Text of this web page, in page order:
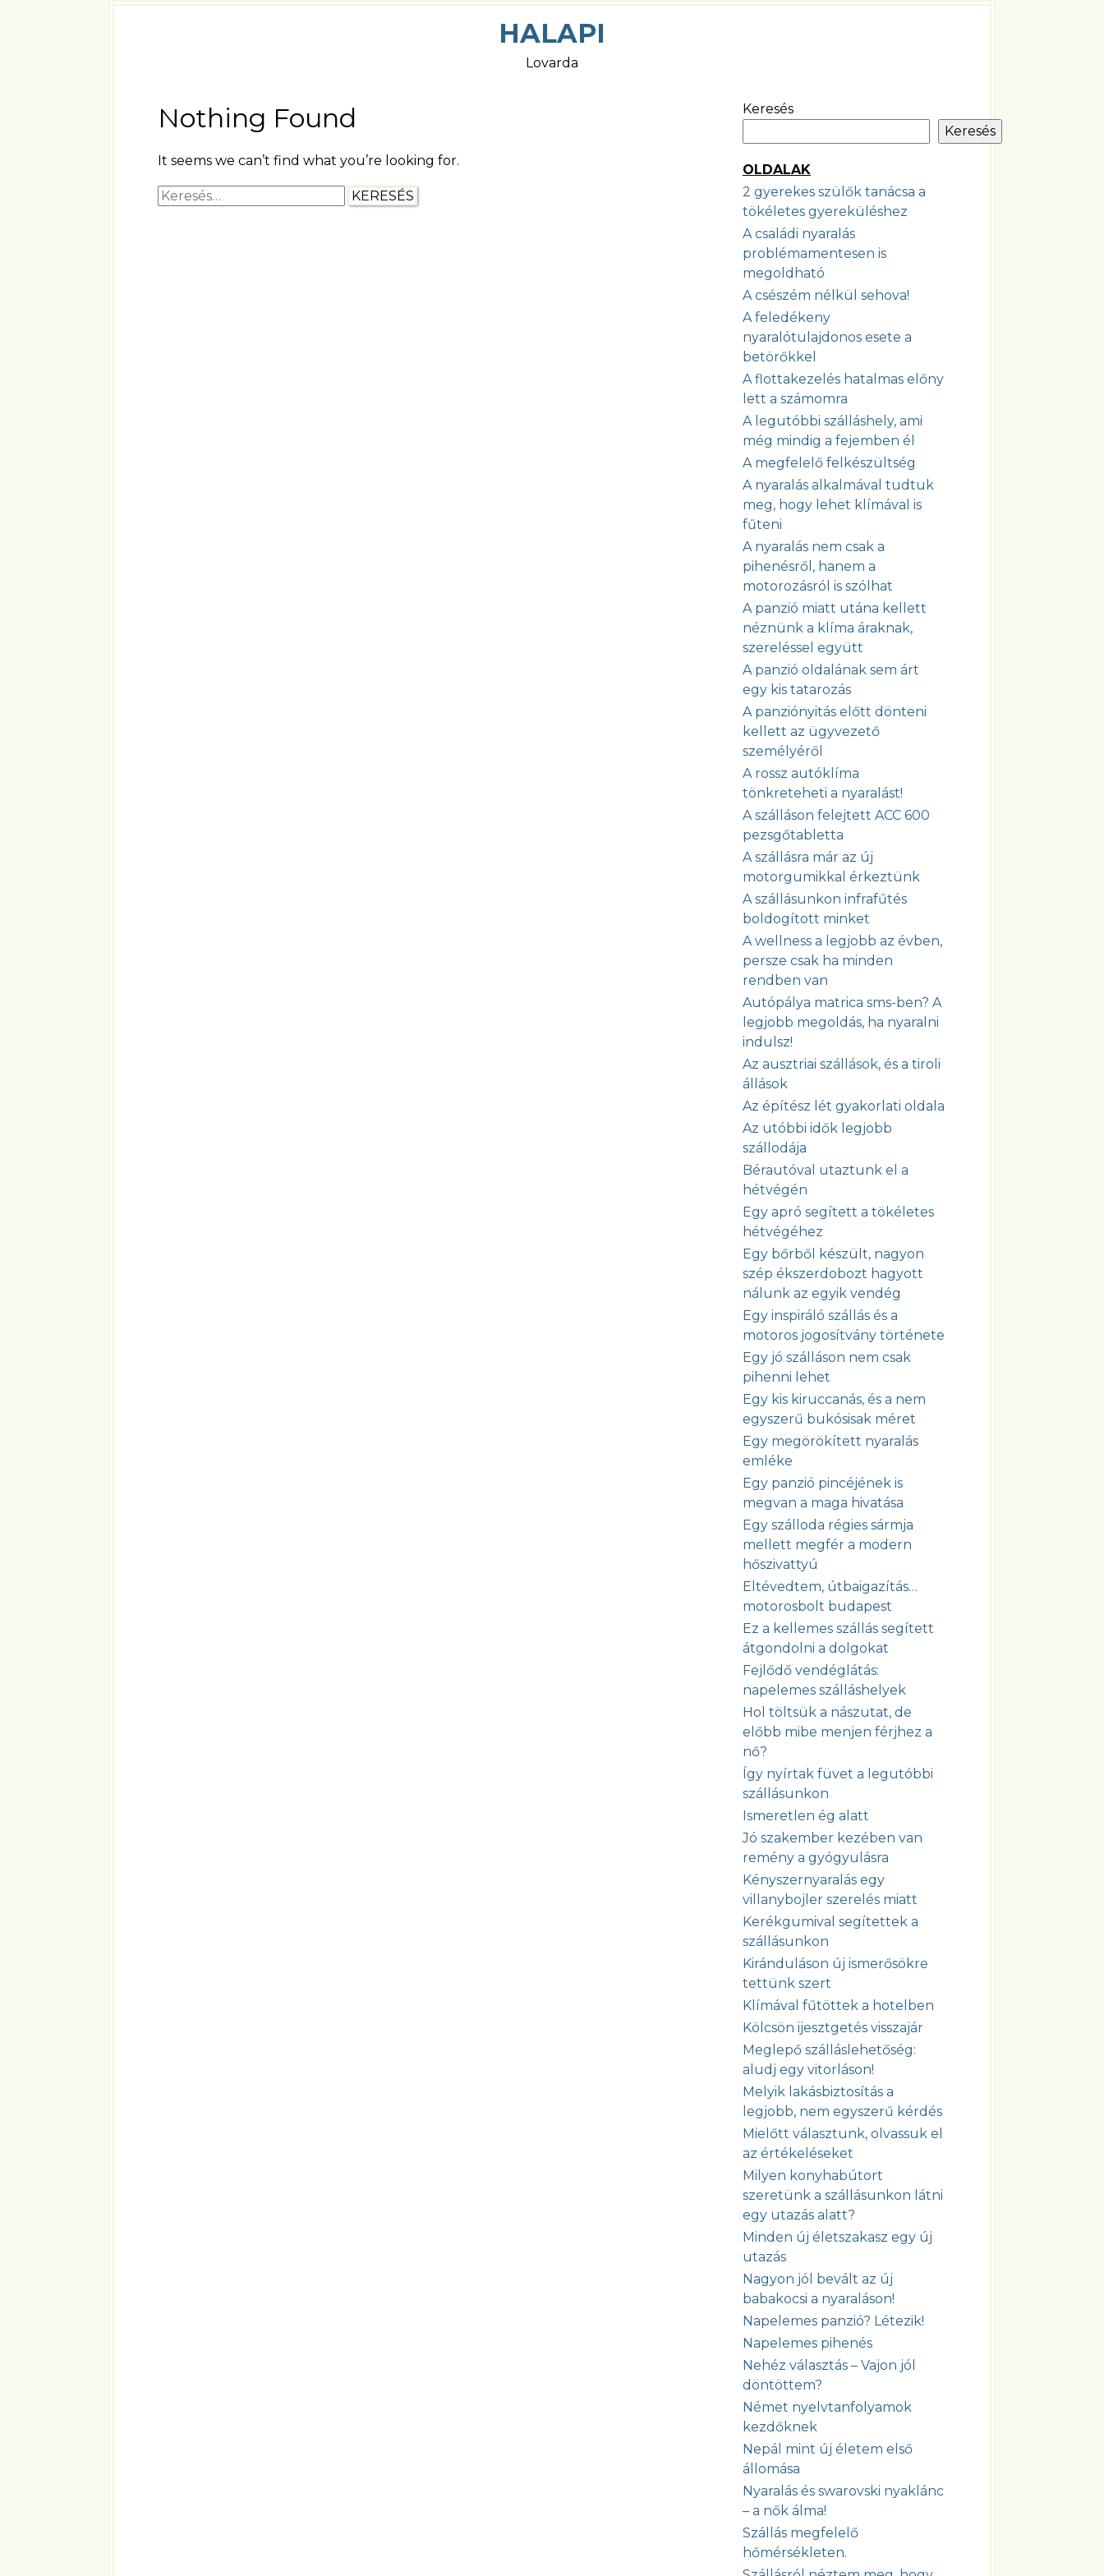
HALAPI
Lovarda
Nothing Found
It seems we can’t find what you’re looking for.
Keresés:
Keresés
Keresés
OLDALAK
2 gyerekes szülők tanácsa a
tökéletes gyereküléshez
A családi nyaralás
problémamentesen is
megoldható
A csészém nélkül sehova!
A feledékeny
nyaralótulajdonos esete a
betörőkkel
A flottakezelés hatalmas előny
lett a számomra
A legutóbbi szálláshely, ami
még mindig a fejemben él
A megfelelő felkészültség
A nyaralás alkalmával tudtuk
meg, hogy lehet klímával is
fűteni
A nyaralás nem csak a
pihenésről, hanem a
motorozásról is szólhat
A panzió miatt utána kellett
néznünk a klíma áraknak,
szereléssel együtt
A panzió oldalának sem árt
egy kis tatarozás
A panziónyitás előtt dönteni
kellett az ügyvezető
személyéről
A rossz autóklíma
tönkreteheti a nyaralást!
A szálláson felejtett ACC 600
pezsgőtabletta
A szállásra már az új
motorgumikkal érkeztünk
A szállásunkon infrafűtés
boldogított minket
A wellness a legjobb az évben,
persze csak ha minden
rendben van
Autópálya matrica sms-ben? A
legjobb megoldás, ha nyaralni
indulsz!
Az ausztriai szállások, és a tiroli
állások
Az építész lét gyakorlati oldala
Az utóbbi idők legjobb
szállodája
Bérautóval utaztunk el a
hétvégén
Egy apró segített a tökéletes
hétvégéhez
Egy bőrből készült, nagyon
szép ékszerdobozt hagyott
nálunk az egyik vendég
Egy inspiráló szállás és a
motoros jogosítvány története
Egy jó szálláson nem csak
pihenni lehet
Egy kis kiruccanás, és a nem
egyszerű bukósisak méret
Egy megörökített nyaralás
emléke
Egy panzió pincéjének is
megvan a maga hivatása
Egy szálloda régies sármja
mellett megfér a modern
hőszivattyú
Eltévedtem, útbaigazítás…
motorosbolt budapest
Ez a kellemes szállás segített
átgondolni a dolgokat
Fejlődő vendéglátás:
napelemes szálláshelyek
Hol töltsük a nászutat, de
előbb mibe menjen férjhez a
nő?
Így nyírtak füvet a legutóbbi
szállásunkon
Ismeretlen ég alatt
Jó szakember kezében van
remény a gyógyulásra
Kényszernyaralás egy
villanybojler szerelés miatt
Kerékgumival segítettek a
szállásunkon
Kiránduláson új ismerősökre
tettünk szert
Klímával fűtöttek a hotelben
Kölcsön ijesztgetés visszajár
Meglepő szálláslehetőség:
aludj egy vitorláson!
Melyik lakásbiztosítás a
legjobb, nem egyszerű kérdés
Mielőtt választunk, olvassuk el
az értékeléseket
Milyen konyhabútort
szeretünk a szállásunkon látni
egy utazás alatt?
Minden új életszakasz egy új
utazás
Nagyon jól bevált az új
babakocsi a nyaraláson!
Napelemes panzió? Létezik!
Napelemes pihenés
Nehéz választás – Vajon jól
döntöttem?
Német nyelvtanfolyamok
kezdőknek
Nepál mint új életem első
állomása
Nyaralás és swarovski nyaklánc
– a nők álma!
Szállás megfelelő
hőmérsékleten.